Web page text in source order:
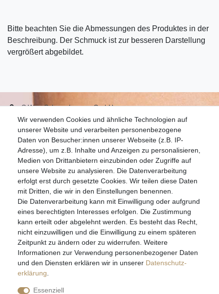
Bitte beachten Sie die Abmessungen des Produktes in der
Beschreibung. Der Schmuck ist zur besseren Darstellung
vergrößert abgebildet.
Wir verwenden Cookies und ähnliche Technologien auf
unserer Website und verarbeiten personenbezogene
Daten von Besucher:innen unserer Webseite (z.B. IP-
Adresse), um z.B. Inhalte und Anzeigen zu personalisieren,
Medien von Drittanbietern einzubinden oder Zugriffe auf
unsere Website zu analysieren. Die Datenverarbeitung
erfolgt erst durch gesetzte Cookies. Wir teilen diese Daten
mit Dritten, die wir in den Einstellungen benennen.
Die Datenverarbeitung kann mit Einwilligung oder aufgrund
eines berechtigten Interesses erfolgen. Die Zustimmung
kann erteilt oder abgelehnt werden. Es besteht das Recht,
nicht einzuwilligen und die Einwilligung zu einem späteren
Zeitpunkt zu ändern oder zu widerrufen. Weitere
Informationen zur Verwendung personenbezogener Daten
und den Diensten erklären wir in unserer Daten­schutz­
erklärung
Essenziell
S.W.w. Schmuckwaren GmbH
07051-9608828
info@schmuckador.de
Montag bis Freitag 8.30 – 12.00 Uhr und 13.30 bis 17.30 Uhr
Widerrufs­recht Widerrufs­formular Impressum
Daten­schutz­erklärung AGB
E-MAIL **
Hiermit bestätige ich, dass ich die